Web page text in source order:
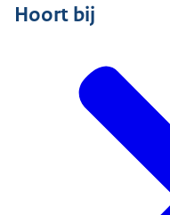
Hoort bij